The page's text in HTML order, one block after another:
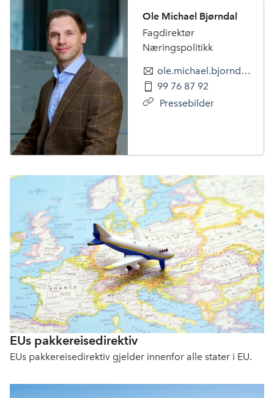
Ole Michael Bjørndal
Fagdirektør
Næringspolitikk
ole.michael.bjorndal@nhoreiseliv.no
99 76 87 92
Pressebilder
EUs pakkereisedirektiv
EUs pakkereisedirektiv gjelder innenfor alle stater i EU.